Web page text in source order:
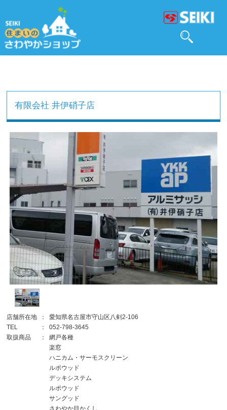
有限会社 井伊硝子店
店舗所在地 ：
愛知県名古屋市守山区八剣2-106
TEL
：
052-798-3645
取扱商品
：
網戸各種
楽窓
ハニカム・サーモスクリーン
ルポウッド
デッキシステム
ルポウッド
サングッド